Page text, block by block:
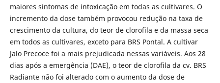
maiores sintomas de intoxicação em todas as cultivares. O
incremento da dose também provocou redução na taxa de
crescimento da cultura, do teor de clorofila e da massa seca
em todos as cultivares, exceto para BRS Pontal. A cultivar
Jalo Precoce foi a mais prejudicada nessas variáveis. Aos 28
dias após a emergência (DAE), o teor de clorofila da cv. BRS
Radiante não foi alterado com o aumento da dose de